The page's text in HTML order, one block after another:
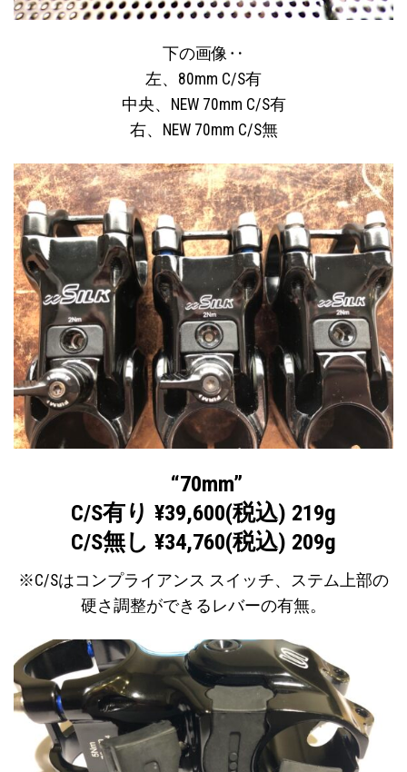
下の画像‥
左、80mm C/S有
中央、NEW 70mm C/S有
右、NEW 70mm C/S無
“70mm”
C/S有り ¥39,600(税込) 219g
C/S無し ¥34,760(税込) 209g
※C/Sはコンプライアンス スイッチ、ステム上部の
硬さ調整ができるレバーの有無。